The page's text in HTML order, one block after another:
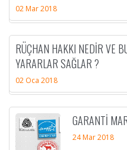
02 Mar 2018
RÜÇHAN HAKKI NEDIR VE
YARARLAR SAĞLAR ?
02 Oca 2018
GARANTI
24 Mar 2018